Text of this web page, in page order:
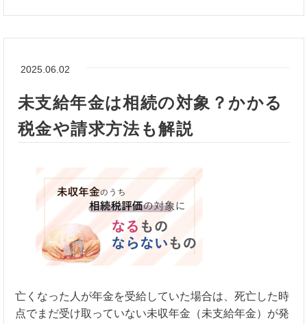
2025.06.02
未支給年金は相続の対象？かかる
税金や請求方法も解説
亡くなった人が年金を受給していた場合は、死亡した時
点でまだ受け取っていない未収年金（未支給年金）が発